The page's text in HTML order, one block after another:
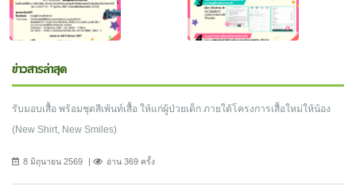
ข่าวสารล่าสุด
รับมอบเสื้อ พร้อมชุดสีเพ้นท์เสื้อ ให้แก่ผู้ป่วยเด็ก ภายใต้โครงการเสื้อใหม่ให้น้อง
(New Shirt, New Smiles)
8 มิถุนายน 2569 อ่าน 369 ครั้ง